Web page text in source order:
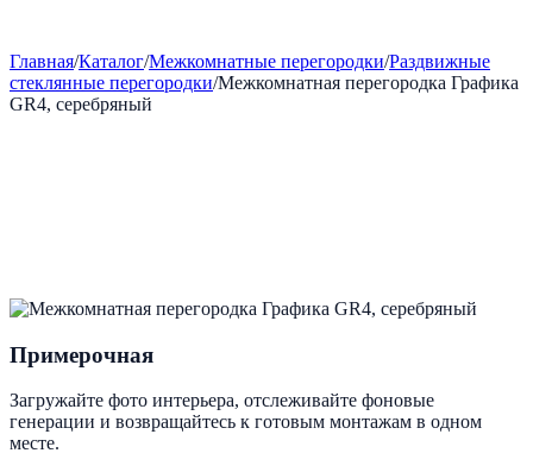
Главная/Каталог/Межкомнатные перегородки/Раздвижные
стеклянные перегородки/Межкомнатная перегородка Графика
GR4, серебряный
Примерочная
Загружайте фото интерьера, отслеживайте фоновые
генерации и возвращайтесь к готовым монтажам в одном
месте.